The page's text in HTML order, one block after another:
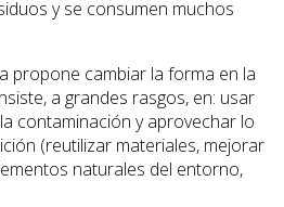
y se consumen muchos
propone cambiar la forma en la
a grandes rasgos, en: usar
contaminación y aprovechar lo
(reutilizar materiales, mejorar
naturales del entorno,